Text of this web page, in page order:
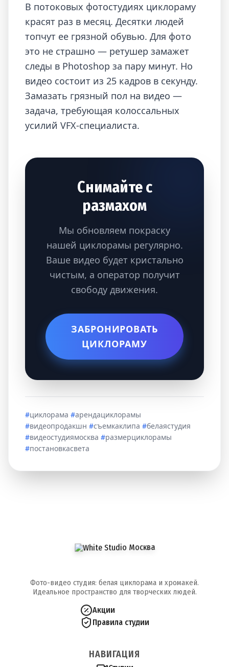
В потоковых фотостудиях циклораму
красят раз в месяц. Десятки людей
топчут ее грязной обувью. Для фото
это не страшно — ретушер замажет
следы в Photoshop за пару минут. Но
видео состоит из 25 кадров в секунду.
Замазать грязный пол на видео —
задача, требующая колоссальных
усилий VFX-специалиста.
Снимайте с
размахом
Мы обновляем покраску
нашей циклорамы регулярно.
Ваше видео будет кристально
чистым, а оператор получит
свободу движения.
ЗАБРОНИРОВАТЬ
ЦИКЛОРАМУ
#циклорама #арендациклорамы
#видеопродакшн #съемкаклипа #белаястудия
#видеостудиямосква #размерциклорамы
#постановкасвета
Фото-видео студия: белая циклорама и хромакей.
Идеальное пространство для творческих людей.
Акции
Правила студии
НАВИГАЦИЯ